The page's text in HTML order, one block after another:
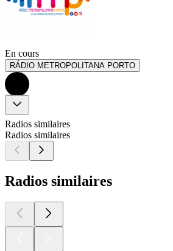
En cours
RÁDIO METROPOLITANA PORTO
Radios similaires
Radios similaires
Radios similaires